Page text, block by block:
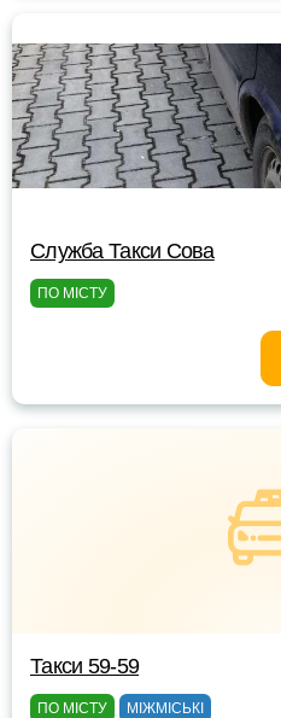
Служба Такси Сова
ПО МІСТУ
Такси 59-59
ПО МІСТУ МІЖМІСЬКІ